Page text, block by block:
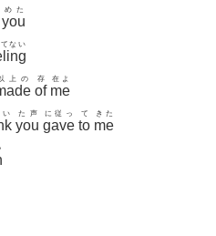
you
めた
ない
以上の
of
存
me
在よ
い
you
た声
gave
に従っ
to
て
me
きた